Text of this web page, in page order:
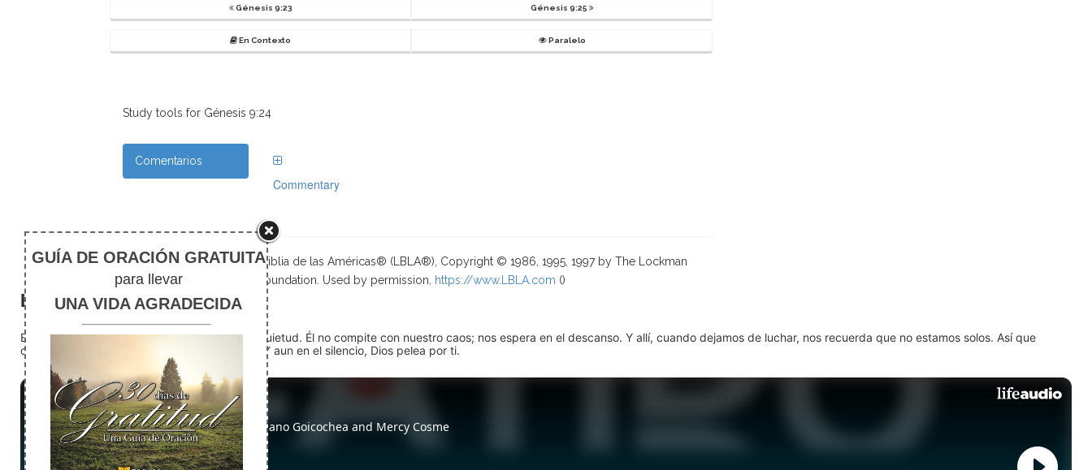
Génesis 9:23 Génesis 9:25
En Contexto Paralelo
Study tools for Génesis 9:24
Comentarios
Commentary
Scripture taken from La Biblia de las Américas® (LBLA®), Copyright © 1986, 1995, 1997 by The Lockman
Foundation. Used by permission.
https://www.LBLA.com ()
El silencio
En medio del ruido, Dios nos encuentra en la quietud. Él no compite con nuestro caos; nos espera en el descanso. Y allí, cuando dejamos de luchar, nos recuerda que no estamos solos. Así que
detente (quédate quieto) Dios está presente. Y aun en el silencio, Dios pelea por ti.